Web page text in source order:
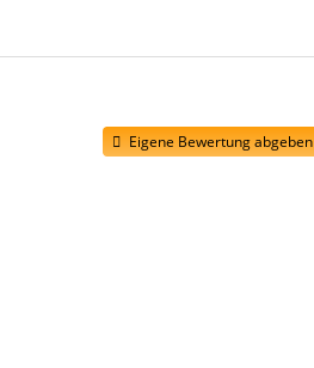
Eigene Bewertung abgeben